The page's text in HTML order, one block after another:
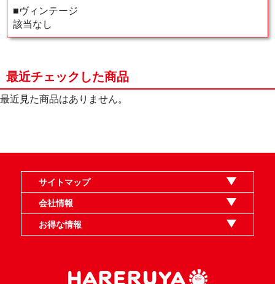
■ヴィンテージ
該当なし
最近チェックした商品
最近見た商品はありません。
サイトマップ
オンラインショップ
買取
記事
選手一覧
デッキ検索
デッキ構築
イベント・大会
店舗のご案内
お問い合わせ
ヘルプ
FAQ
会社情報
利用規約
スタッフ募集
特定商取引法表示
個人情報保護指針
企業情報
お得な情報